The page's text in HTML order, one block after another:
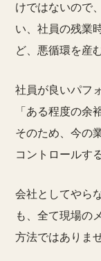
けではないので
い、社員の残業
ど、悪循環を産
社員が良いパフ
「ある程度の余
そのため、今の
コントロールす
会社としてやら
も、全て現場の
方法ではありま